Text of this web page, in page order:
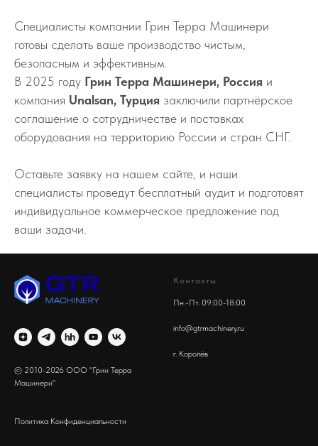
Специалисты компании Грин Терра Машинери
готовы сделать ваше производство чистым,
безопасным и эффективным.
В 2025 году Грин Терра Машинери, Россия и
компания Unalsan, Турция заключили партнёрское
соглашение о сотрудничестве и поставках
оборудования на территорию России и стран СНГ.
Оставьте заявку на нашем сайте, и наши
специалисты проведут бесплатный аудит и подготовят
индивидуальное коммерческое предложение под
ваши задачи.
© 2010-2026 ООО "Грин Терра
Машинери"
Политика Конфиденциальности
Контакты
Пн.-Пт. 09:00-18:00
info@gtrmachinery.ru
г. Королёв